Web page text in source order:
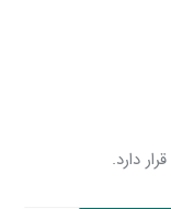
دارد.